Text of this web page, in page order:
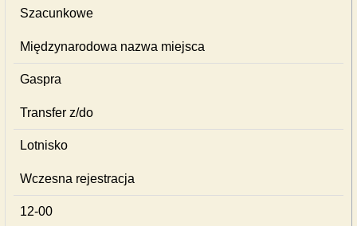
Szacunkowe
Międzynarodowa nazwa miejsca
Gaspra
Transfer z/do
Lotnisko
Wczesna rejestracja
12-00